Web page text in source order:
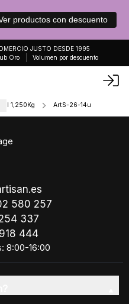
productos con descuento
JUSTO DESDE 1995
Oro Volumen por descuento
1,250Kg ArtS-26-14u
580 257
337
444
8:00-16:00